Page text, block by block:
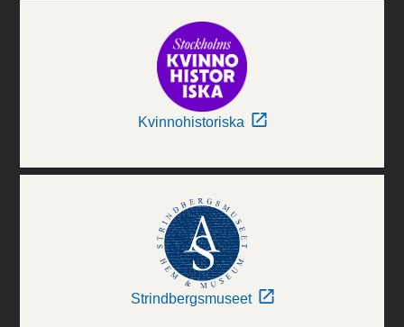
Kvinnohistoriska
Strindbergsmuseet